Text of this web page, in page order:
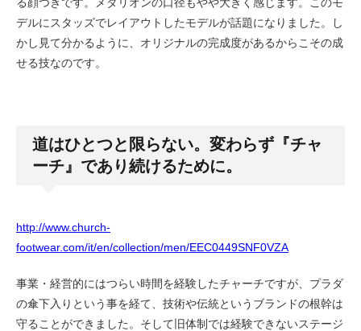
デルにスタッズでレイアウトしたモデルが話題になりました。し
かし見て分かるように、オリジナルの完成度があるからこその成
せる技なのです。
道はひとつと限らない。変わらず『チャ
ーチ』であり続けるために。
http://www.church-
footwear.com/it/en/collection/men/EEC0449SNF0VZA
事業・経営的にはつらい時間を経験したチャーチですが、プラダ
の傘下入りという事を経て、技術や伝統というブランドの根幹は
守ることができました。そして旧体制では経験できないステージ